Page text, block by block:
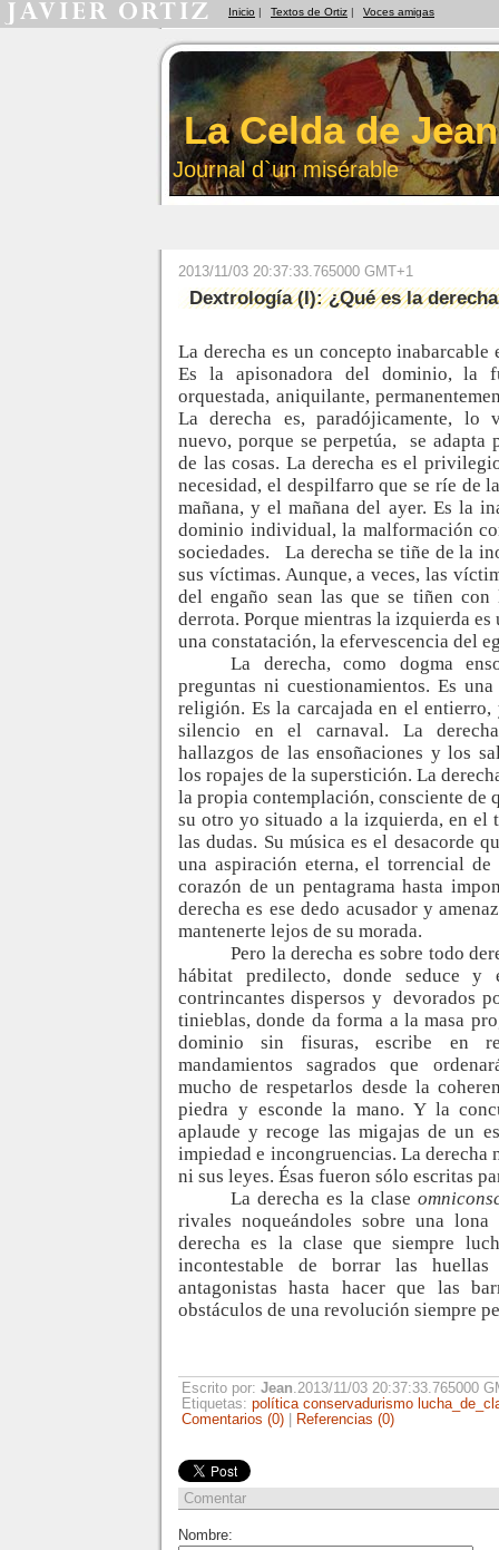
Inicio | Textos de Ortiz | Voces amigas
La Celda de
Journal d`un misérable
2013/11/03 20:37:33.765000 GMT+1
Dextrología (I): ¿Qué es la
La derecha es un concepto inabarcable
Es la apisonadora del dominio, la
orquestada, aniquilante,
La derecha es, paradójicamente, lo
nuevo, porque se perpetúa,
se adapta
de las cosas. La derecha es el
necesidad, el despilfarro que se ríe de
mañana, y el mañana del ayer. Es la
dominio individual, la malformación
sociedades.
La derecha se tiñe de la
sus víctimas. Aunque, a veces, las
del engaño sean las que se tiñen
derrota. Porque mientras la izquierda es
una constatación, la efervescencia del
La derecha, como dogma
preguntas ni cuestionamientos. Es
religión. Es la carcajada en el
silencio en el carnaval. La
hallazgos de las ensoñaciones y los
los ropajes de la superstición. La
la propia contemplación, consciente de
su otro yo situado a la izquierda, en el
las dudas. Su música es el desacorde
una aspiración eterna, el torrencial de
corazón de un pentagrama hasta
derecha es ese dedo acusador y
mantenerte lejos de su morada.
Pero la derecha es sobre todo
hábitat predilecto, donde seduce y
contrincantes dispersos y devorados
tinieblas, donde da forma a la masa
dominio sin fisuras, escribe en
mandamientos sagrados que
mucho de respetarlos desde la
piedra y esconde la mano. Y la
aplaude y recoge las migajas de un
impiedad e incongruencias. La derecha
ni sus leyes. Ésas fueron sólo escritas
La derecha es la clase
rivales noqueándoles sobre una
derecha es la clase que siempre
incontestable de borrar las
antagonistas hasta hacer que las
obstáculos de una revolución siempre
Escrito por: Jean.2013/11/03 20:37:33.765000
Etiquetas: política conservadurismo
Comentarios (0)
Referencias (0)
Comentar
Nombre: